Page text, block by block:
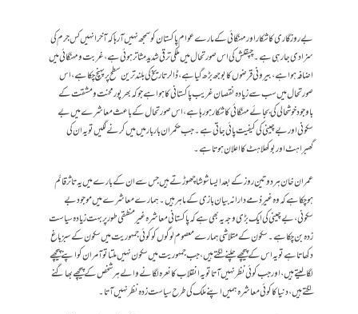
بے روزگاری کا شکار اور مہنگائی کے مارے عوام پاکستان کو سمجھ نہیں آرہا کہ آخر انہیں کس جرم کی
سزا دی جارہی ہے ۔ چپقلش کی اس صورتحال میں ملکی ترقی شدید مثاتر ہوئی ہے ، غربت و مہنگائی میں
اضافہ ہوا ہے ، بیرونی قرضوں کا بوجھ بڑھ گیا ہے ، ڈالر تاریخ کی بلند ترین سطح پر پہنچ چکا ہے ، اس
صورتحال میں سب سے زیادہ نقصان غریب پاکستانی کا ہوا ہے جوکہ بھرپور محنت و مشقت کے
باوجود خوشحالی کی بجائے مہنگائی کا شکار ہورہا ہے ، اس صورتحال کے باعث معاشرے میں بے
سکونی اور بے چینی کی کیفیت پائی جاتی ہے ۔ جب حکمران بار بار میں میں کرنے لگیں تو یہ ان کی
گھبراہٹ اور بوکھلاہٹ کا اعلان ہوتا ہے ۔
عمران خان ہر دو تین روز کے بعد ایسا شوشا چھوڑتے ہیں جس سے ان کے بارے میں یہ تاثر قائم
ہوچکا ہے کہ وہ غیر ذمے دارانہ بیان بازی کے ماہر ہیں۔ ہمارے معاشرے میں موجود بے
سکونی، بے چینی کی ایک بڑی وجہ یہ بھی ہے کہ پاکستانی معاشرہ غیر منطقی طور پر بہت زیادہ سیاست
زدہ بن چکا ہے ۔ سکون کے متلاشی ہمارے معصوم لوگوں کو کوئی جمہوریت میں سکون کے سبز باغ
دکھاتا ہے تو یہ اس کے پیچھے چلنے لگتے ہیں، جب جمہوریت میں سکون نہیں ملتا تو آمر ان کو اپنے پیچھے
لگا لیتے ہیں، اور جب کوئی نظر نہیں آتا تو یہ انقلاب کا نعرہ لگانے والے ہر شخص کے پیچھے بھاگنے
لگتے ہیں، دنیا کا کوئی معاشرہ ہمیں اپنے ملک کی طرح سیاست زدہ نظر نہیں آتا۔